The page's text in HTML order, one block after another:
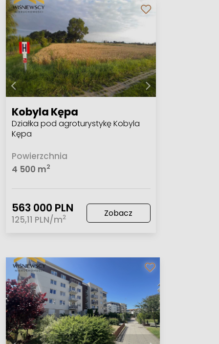
Kobyla Kępa
Działka pod agroturystykę Kobyla
Kępa
Powierzchnia
4 500 m2
563 000 PLN
125,11 PLN/m2 Zobacz